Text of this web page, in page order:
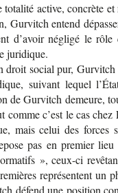
tota­lité active, concrète
Gur­vitch entend
d’avoir négligé le rôle
juridique.
droit social pur, Gur­vitch
sui­vant lequel
de Gur­vitch demeure,
c’est le cas chez
mais celui des forces
pas en pre­mier lieu
», ceux-​ci
repré­sentent un
défend une posi­tion